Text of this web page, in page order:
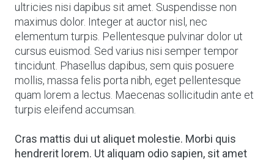
ultricies nisi dapibus sit amet. Suspendisse non
maximus dolor. Integer at auctor nisl, nec
elementum turpis. Pellentesque pulvinar dolor ut
cursus euismod. Sed varius nisi semper tempor
tincidunt. Phasellus dapibus, sem quis posuere
mollis, massa felis porta nibh, eget pellentesque
quam lorem a lectus. Maecenas sollicitudin ante et
turpis eleifend accumsan.
Cras mattis dui ut aliquet molestie. Morbi quis
hendrerit lorem. Ut aliquam odio sapien, sit amet